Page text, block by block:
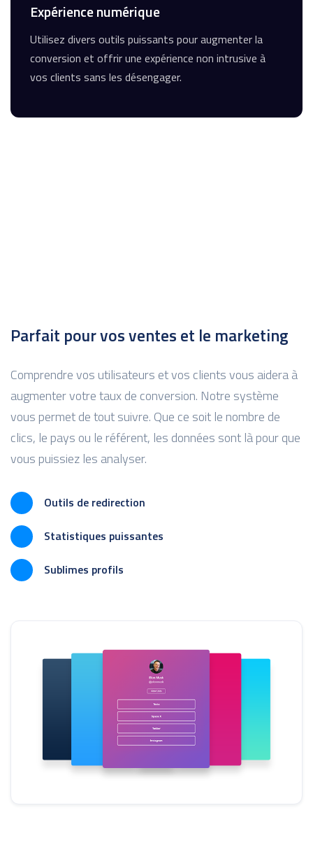
Expérience numérique
Utilisez divers outils puissants pour augmenter la
conversion et offrir une expérience non intrusive à
vos clients sans les désengager.
Parfait pour vos ventes et le marketing
Comprendre vos utilisateurs et vos clients vous aidera à
augmenter votre taux de conversion. Notre système
vous permet de tout suivre. Que ce soit le nombre de
clics, le pays ou le référent, les données sont là pour que
vous puissiez les analyser.
Outils de redirection
Statistiques puissantes
Sublimes profils